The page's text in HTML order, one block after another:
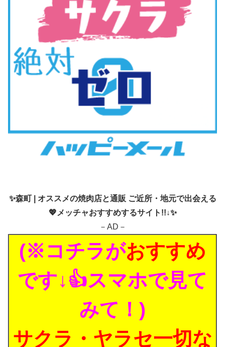
✨森町 | オススメの焼肉店と通販 ご近所・地元で出会える
💖メッチャおすすめするサイト!!↓✨
－AD－
(※コチラがおすすめ
です↓👍スマホで見て
みて！)
サクラ・ヤラセ一切な